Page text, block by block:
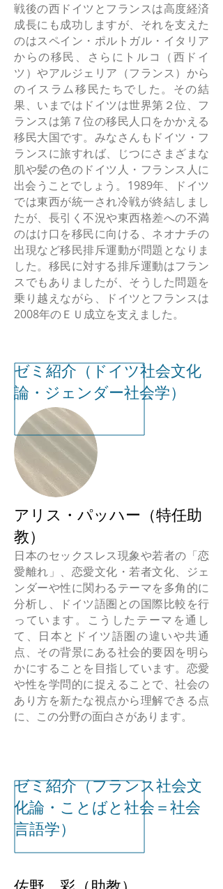
戦後の西ドイツとフランスは高度経済
成長にも成功しますが、それを支えた
のはスペイン・ポルトガル・イタリア
からの移民、さらにトルコ（西ドイ
ツ）やアルジェリア（フランス）から
のイスラム移民たちでした。その結
果、いまではドイツは世界第２位、フ
ランスは第７位の移民人口をかかえる
移民大国です。みなさんもドイツ・フ
ランスに旅すれば、じつにさまざまな
肌や髪の色のドイツ人・フランス人に
出会うことでしょう。1989年、ドイツ
では東西が統一され冷戦が終結しまし
たが、長引く不況や東西格差への不満
のはけ口を移民に向ける、ネオナチの
出現など移民排斥運動が問題となりま
した。移民に対する排斥運動はフラン
スでもありましたが、そうした問題を
乗り越えながら、ドイツとフランスは
2008年のＥＵ成立を支えました。
ゼミ紹介（ドイツ社会文化
論・ジェンダー社会学）
アリス・パッハー（特任助
教）
日本のセックスレス現象や若者の「恋
愛離れ」、恋愛文化・若者文化、ジェ
ンダーや性に関わるテーマを多角的に
分析し、ドイツ語圏との国際比較を行
っています。こうしたテーマを通し
て、日本とドイツ語圏の違いや共通
点、その背景にある社会的要因を明ら
かにすることを目指しています。恋愛
や性を学問的に捉えることで、社会の
あり方を新たな視点から理解できる点
に、この分野の面白さがあります。
ゼミ紹介（フランス社会文
化論・ことばと社会＝社会
言語学）